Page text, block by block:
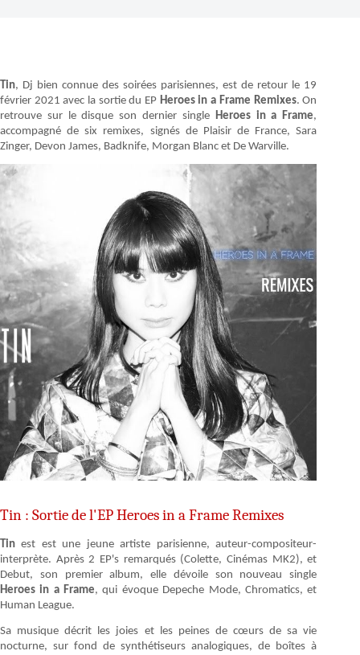
Tin, Dj bien connue des soirées parisiennes, est de retour le 19
février 2021 avec la sortie du EP Heroes in a Frame Remixes. On
retrouve sur le disque son dernier single Heroes in a Frame,
accompagné de six remixes, signés de Plaisir de France, Sara
Zinger, Devon James, Badknife, Morgan Blanc et De Warville.
Tin : Sortie de l'EP Heroes in a Frame Remixes
Tin est est une jeune artiste parisienne, auteur-compositeur-
interprète. Après 2 EP's remarqués (Colette, Cinémas MK2), et
Debut, son premier album, elle dévoile son nouveau single
Heroes in a Frame, qui évoque Depeche Mode, Chromatics, et
Human League.
Sa musique décrit les joies et les peines de cœurs de sa vie
nocturne, sur fond de synthétiseurs analogiques, de boîtes à